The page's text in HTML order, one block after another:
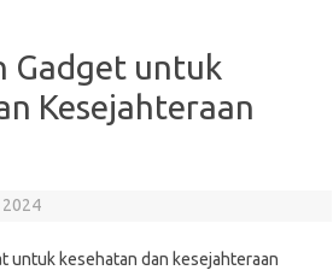
Gadget untuk
Kesejahteraan
untuk kesehatan dan kesejahteraan